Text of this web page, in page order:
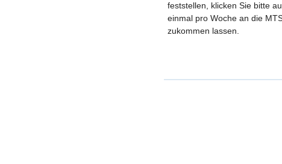
feststellen, klicken Sie bitte
einmal pro Woche an die
zukommen lassen.